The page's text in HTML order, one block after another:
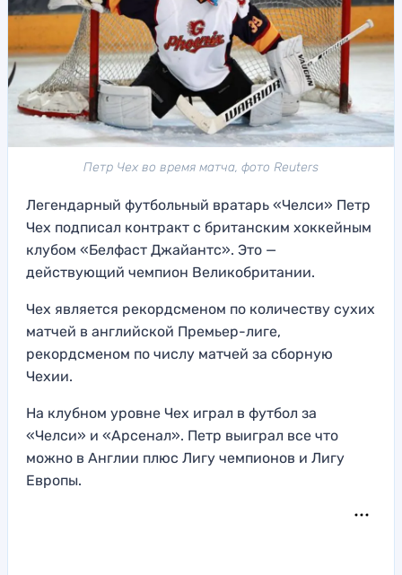
Петр Чех во время матча, фото Reuters
Легендарный футбольный вратарь «Челси» Петр
Чех подписал контракт с британским хоккейным
клубом «Белфаст Джайантс». Это —
действующий чемпион Великобритании.
Чех является рекордсменом по количеству сухих
матчей в английской Премьер-лиге,
рекордсменом по числу матчей за сборную
Чехии.
На клубном уровне Чех играл в футбол за
«Челси» и «Арсенал». Петр выиграл все что
можно в Англии плюс Лигу чемпионов и Лигу
Европы.